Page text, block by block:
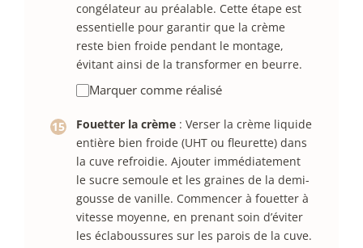
congélateur au préalable. Cette étape est
essentielle pour garantir que la crème
reste bien froide pendant le montage,
évitant ainsi de la transformer en beurre.
Marquer comme réalisé
Fouetter la crème : Verser la crème liquide
entière bien froide (UHT ou fleurette) dans
la cuve refroidie. Ajouter immédiatement
le sucre semoule et les graines de la demi-
gousse de vanille. Commencer à fouetter à
vitesse moyenne, en prenant soin d’éviter
les éclaboussures sur les parois de la cuve.